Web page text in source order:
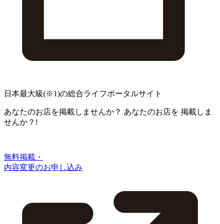
日本最大級(※1)の総合ライフポータルサイト
あなたのお店を掲載しませんか？ あなたのお店を 掲載しま
せんか？!
無料掲載・
内容変更のお申し込み